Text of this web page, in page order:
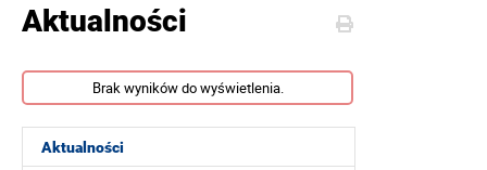
Aktualności
Aktualności
Brak wyników do wyświetlenia.